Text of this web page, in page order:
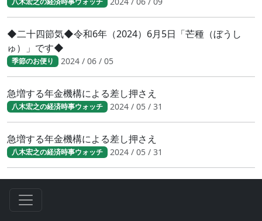
◆二十四節気◆令和6年（2024）6月5日「芒種（ぼうし
ゅ）」です◆
季節のお便り 2024 / 06 / 05
急増する年金機構による差し押さえ
八木宏之の経済時事ウォッチ 2024 / 05 / 31
急増する年金機構による差し押さえ
八木宏之の経済時事ウォッチ 2024 / 05 / 31
八木宏之の経済時事ウォッチ